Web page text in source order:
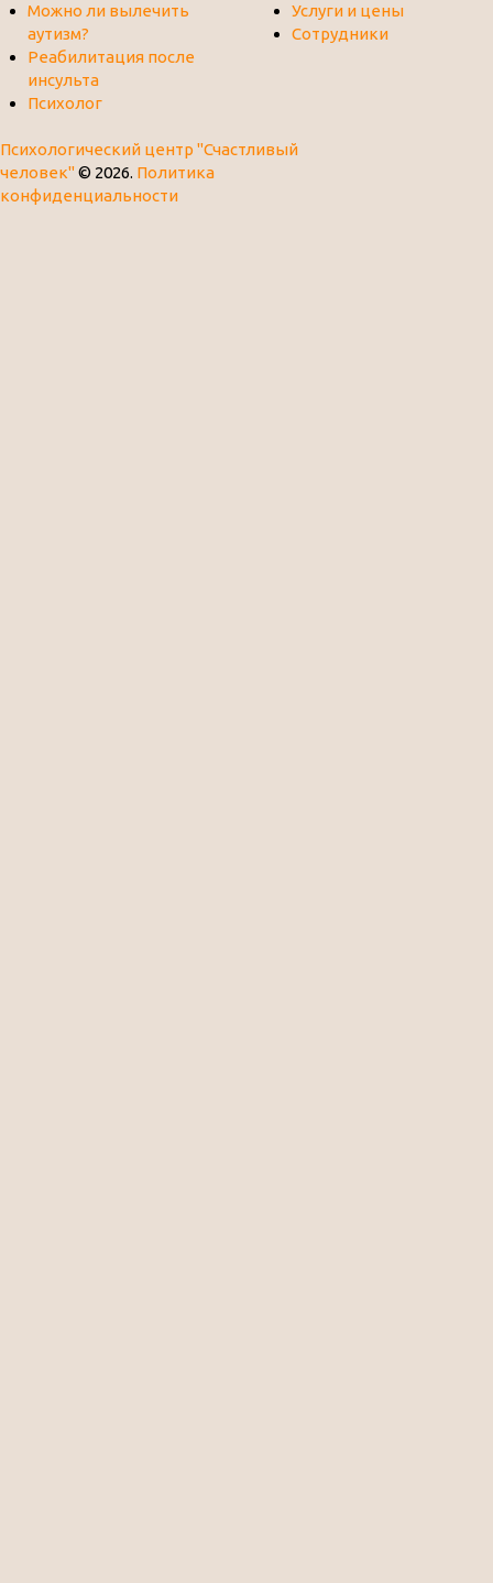
Можно ли вылечить
аутизм?
Реабилитация после
инсульта
Психолог
Услуги и цены
Сотрудники
Психологический центр "Счастливый
человек"© 2026. Политика
конфиденциальности